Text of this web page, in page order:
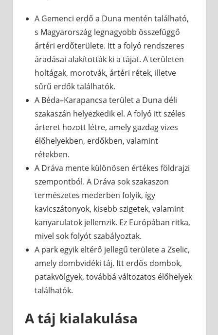
A Gemenci erdő a Duna mentén található,
s Magyarország legnagyobb összefüggő
ártéri erdőterülete. Itt a folyó rendszeres
áradásai alakították ki a tájat. A területen
holtágak, morotvák, ártéri rétek, illetve
sűrű erdők találhatók.
A Béda–Karapancsa terület a Duna déli
szakaszán helyezkedik el. A folyó itt széles
árteret hozott létre, amely gazdag vizes
élőhelyekben, erdőkben, valamint
rétekben.
A Dráva mente különösen értékes földrajzi
szempontból. A Dráva sok szakaszon
természetes mederben folyik, így
kavicszátonyok, kisebb szigetek, valamint
kanyarulatok jellemzik. Ez Európában ritka,
mivel sok folyót szabályoztak.
A park egyik eltérő jellegű területe a Zselic,
amely dombvidéki táj. Itt erdős dombok,
patakvölgyek, továbbá változatos élőhelyek
találhatók.
A táj kialakulása